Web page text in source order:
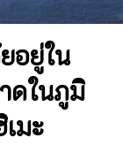
อยู่ใน
ดในภูมิ
มะ